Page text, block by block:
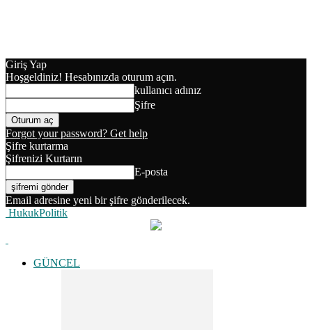
Giriş Yap
Hoşgeldiniz! Hesabınızda oturum açın.
kullanıcı adınız
Şifre
Forgot your password? Get help
Şifre kurtarma
Şifrenizi Kurtarın
E-posta
Email adresine yeni bir şifre gönderilecek.
HukukPolitik
GÜNCEL